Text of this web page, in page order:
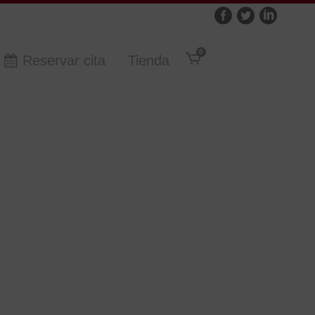
0
Reservar cita Tienda